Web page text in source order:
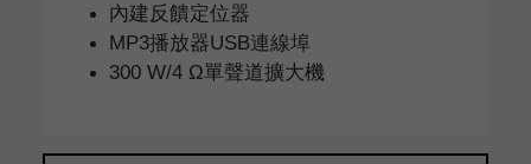
內建反饋定位器
MP3播放器USB連線埠
300 W/4 Ω單聲道擴大機